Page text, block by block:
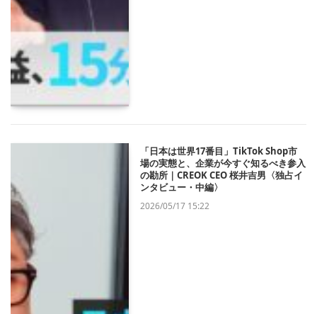
「日本は世界17番目」TikTok Shop市
場の実態と、企業が今すぐ知るべき参入
の勘所｜CREOK CEO 桜井吉男〈独占イ
ンタビュー・中編〉
2026/05/17 15:22